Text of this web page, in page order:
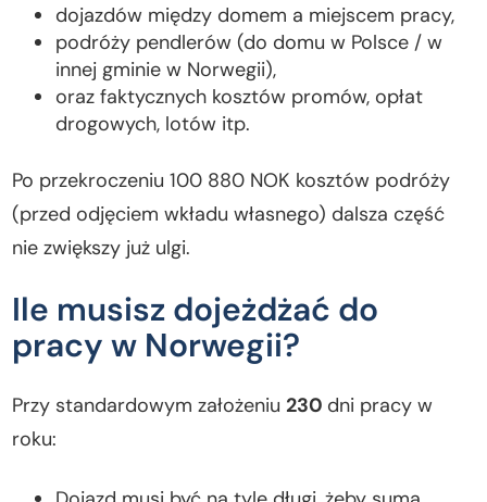
dojazdów między domem a miejscem pracy,
podróży pendlerów (do domu w Polsce / w
innej gminie w Norwegii),
oraz faktycznych kosztów promów, opłat
drogowych, lotów itp.
Po przekroczeniu 100 880 NOK kosztów podróży
(przed odjęciem wkładu własnego) dalsza część
nie zwiększy już ulgi.
Ile musisz dojeżdżać do
pracy w Norwegii?
Przy standardowym założeniu 230 dni pracy w
roku: